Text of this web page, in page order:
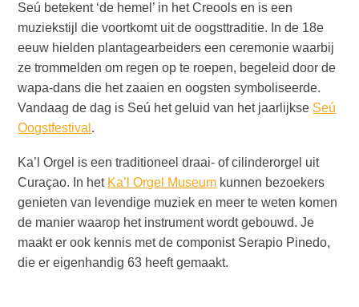
Reizen
naar
Curaçao
Lokaal
vervoer
Curaçaose
cultuur
Blue
Wave
Activiteiten
Seú betekent ‘de hemel’ in het Creools en is een
muziekstijl die voortkomt uit de oogsttraditie. In de 18e
eeuw hielden plantagearbeiders een ceremonie waarbij
ze trommelden om regen op te roepen, begeleid door de
wapa-dans die het zaaien en oogsten symboliseerde.
Vandaag de dag is Seú het geluid van het jaarlijkse Seú
Oogstfestival .
Ka’l Orgel is een traditioneel draai- of cilinderorgel uit
Curaçao. In het Ka’l Orgel Museum kunnen bezoekers
genieten van levendige muziek en meer te weten komen
de manier waarop het instrument wordt gebouwd. Je
maakt er ook kennis met de componist Serapio Pinedo,
die er eigenhandig 63 heeft gemaakt.